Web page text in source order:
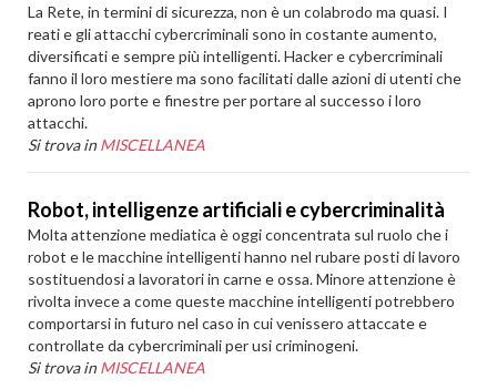
La Rete, in termini di sicurezza, non è un colabrodo ma quasi. I
reati e gli attacchi cybercriminali sono in costante aumento,
diversificati e sempre più intelligenti. Hacker e cybercriminali
fanno il loro mestiere ma sono facilitati dalle azioni di utenti che
aprono loro porte e finestre per portare al successo i loro
attacchi.
Si trova in MISCELLANEA
Robot, intelligenze artificiali e cybercriminalità
Molta attenzione mediatica è oggi concentrata sul ruolo che i
robot e le macchine intelligenti hanno nel rubare posti di lavoro
sostituendosi a lavoratori in carne e ossa. Minore attenzione è
rivolta invece a come queste macchine intelligenti potrebbero
comportarsi in futuro nel caso in cui venissero attaccate e
controllate da cybercriminali per usi criminogeni.
Si trova in MISCELLANEA